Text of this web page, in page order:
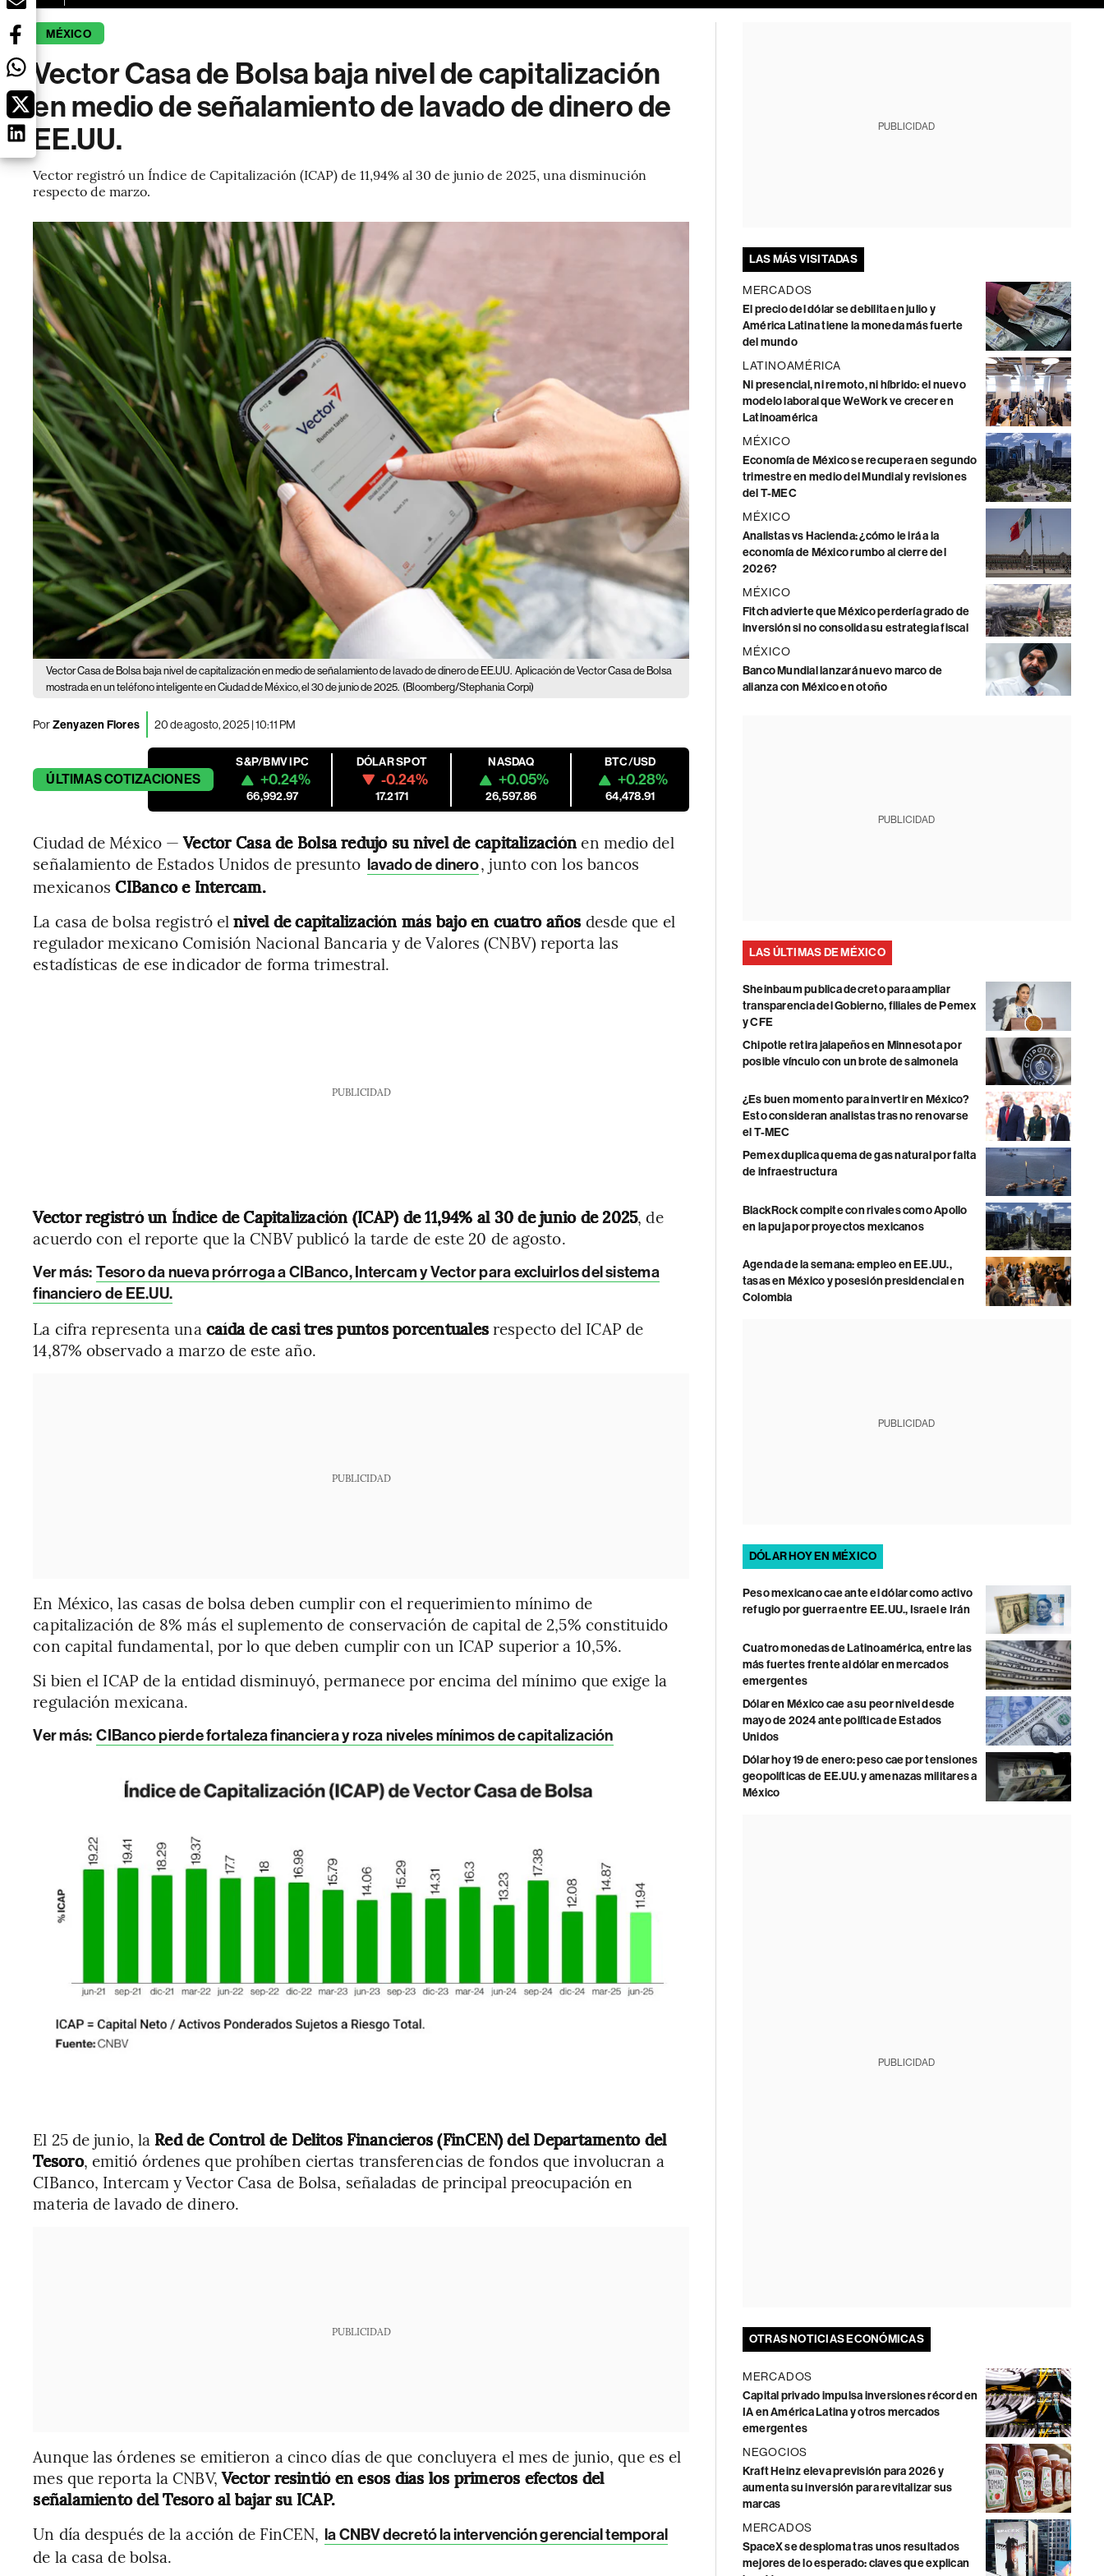
MÉXICO
Vector Casa de Bolsa baja nivel de capitalización
en medio de señalamiento de lavado de dinero de
EE.UU.
Vector registró un Índice de Capitalización (ICAP) de 11,94% al 30 de junio de 2025, una disminución
respecto de marzo.
Vector Casa de Bolsa baja nivel de capitalización en medio de señalamiento de lavado de dinero de EE.UU. Aplicación de Vector Casa de Bolsa
mostrada en un teléfono inteligente en Ciudad de México, el 30 de junio de 2025. (Bloomberg/Stephania Corpi)
PorZenyazen Flores 20 de agosto, 2025 | 10:11 PM
ÚLTIMASCOTIZACIONES
S&P/BMV IPC
+0.24%
66,992.97
DÓLAR SPOT
-0.24%
17.2171
NASDAQ
+0.05%
26,597.86
BTC/USD
+0.28%
64,478.91
Ciudad de México —Vector Casa de Bolsa redujo su nivel de capitalizaciónen medio del
señalamiento de Estados Unidos de presunto lavado de dinero, junto con los bancos
mexicanosCIBanco e Intercam.
La casa de bolsa registró elnivel de capitalización más bajo en cuatro años desde que el
regulador mexicano Comisión Nacional Bancaria y de Valores (CNBV) reporta las
estadísticas de ese indicador de forma trimestral.
PUBLICIDAD
Vector registró un Índice de Capitalización (ICAP) de 11,94% al 30 de junio de 2025, de
acuerdo con el reporte que la CNBV publicó la tarde de este 20 de agosto.
Ver más: Tesoro da nueva prórroga a CIBanco, Intercam y Vector para excluirlos del sistema
financiero de EE.UU.
La cifra representa una caída de casi tres puntos porcentualesrespecto del ICAP de
14,87% observado a marzo de este año.
PUBLICIDAD
En México, las casas de bolsa deben cumplir con el requerimiento mínimo de
capitalización de 8% más el suplemento de conservación de capital de 2,5% constituido
con capital fundamental, por lo que deben cumplir con un ICAP superior a 10,5%.
Si bien el ICAP de la entidad disminuyó, permanece por encima del mínimo que exige la
regulación mexicana.
Ver más: CIBanco pierde fortaleza financiera y roza niveles mínimos de capitalización
El 25 de junio, la Red de Control de Delitos Financieros (FinCEN) del Departamento del
Tesoro, emitió órdenes que prohíben ciertas transferencias de fondos que involucran a
CIBanco, Intercam y Vector Casa de Bolsa, señaladas de principal preocupación en
materia de lavado de dinero.
PUBLICIDAD
Aunque las órdenes se emitieron a cinco días de que concluyera el mes de junio, que es el
mes que reporta la CNBV,Vector resintió en esos días los primeros efectos del
señalamiento del Tesoro al bajar su ICAP.
Un día después de la acción de FinCEN, la CNBV decretó la intervención gerencial temporal
de la casa de bolsa.
PUBLICIDAD
LAS MÁS VISITADAS
MERCADOS
El precio del dólar se debilita en julio y
América Latina tiene la moneda más fuerte
del mundo
LATINOAMÉRICA
Ni presencial, ni remoto, ni híbrido: el nuevo
modelo laboral que WeWork ve crecer en
Latinoamérica
MÉXICO
Economía de México se recupera en segundo
trimestre en medio del Mundial y revisiones
del T-MEC
MÉXICO
Analistas vs Hacienda: ¿cómo le irá a la
economía de México rumbo al cierre del
2026?
MÉXICO
Fitch advierte que México perdería grado de
inversión si no consolida su estrategia fiscal
MÉXICO
Banco Mundial lanzará nuevo marco de
alianza con México en otoño
PUBLICIDAD
LAS ÚLTIMAS DE MÉXICO
Sheinbaum publica decreto para ampliar
transparencia del Gobierno, filiales de Pemex
y CFE
Chipotle retira jalapeños en Minnesota por
posible vínculo con un brote de salmonela
¿Es buen momento para invertir en México?
Esto consideran analistas tras no renovarse
el T-MEC
Pemex duplica quema de gas natural por falta
de infraestructura
BlackRock compite con rivales como Apollo
en la puja por proyectos mexicanos
Agenda de la semana: empleo en EE.UU.,
tasas en México y posesión presidencial en
Colombia
PUBLICIDAD
DÓLAR HOY EN MÉXICO
Peso mexicano cae ante el dólar como activo
refugio por guerra entre EE.UU., Israel e Irán
Cuatro monedas de Latinoamérica, entre las
más fuertes frente al dólar en mercados
emergentes
Dólar en México cae a su peor nivel desde
mayo de 2024 ante política de Estados
Unidos
Dólar hoy 19 de enero: peso cae por tensiones
geopolíticas de EE.UU. y amenazas militares a
México
PUBLICIDAD
OTRAS NOTICIAS ECONÓMICAS
MERCADOS
Capital privado impulsa inversiones récord en
IA en América Latina y otros mercados
emergentes
NEGOCIOS
Kraft Heinz eleva previsión para 2026 y
aumenta su inversión para revitalizar sus
marcas
MERCADOS
SpaceX se desploma tras unos resultados
mejores de lo esperado: claves que explican